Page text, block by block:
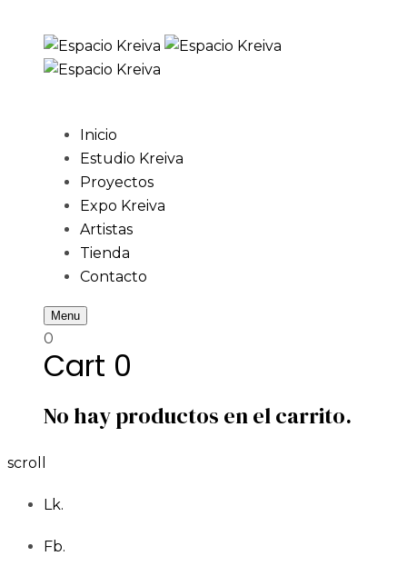
primary
content
Inicio
Estudio Kreiva
Proyectos
Expo Kreiva
Artistas
Tienda
Contacto
Menu
0
Cart 0
No hay productos en el carrito.
scroll
Lk.
Fb.